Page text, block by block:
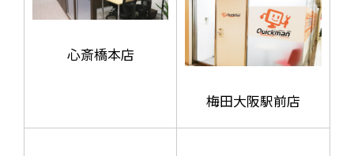
心斎橋本店
梅田大阪駅前店